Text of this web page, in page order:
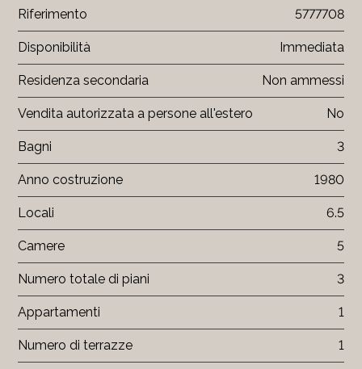
Riferimento 5777708
Disponibilità Immediata
Residenza secondaria Non ammessi
Vendita autorizzata a persone all'estero No
Bagni 3
Anno costruzione 1980
Locali 6.5
Camere 5
Numero totale di piani 3
Appartamenti 1
Numero di terrazze 1